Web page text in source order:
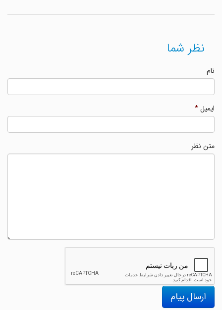
نظر شما
ایمیل*
متن نظر
ارسال پیام